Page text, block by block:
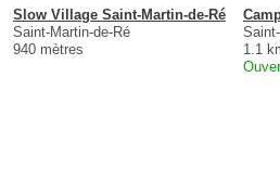
Slow Village Saint-Martin-de-Ré
Saint-Martin-de-Ré
940 mètres
1.1